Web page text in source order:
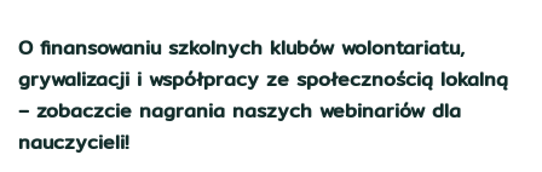
O finansowaniu szkolnych klubów wolontariatu,
grywalizacji i współpracy ze społecznością lokalną
– zobaczcie nagrania naszych webinariów dla
nauczycieli!